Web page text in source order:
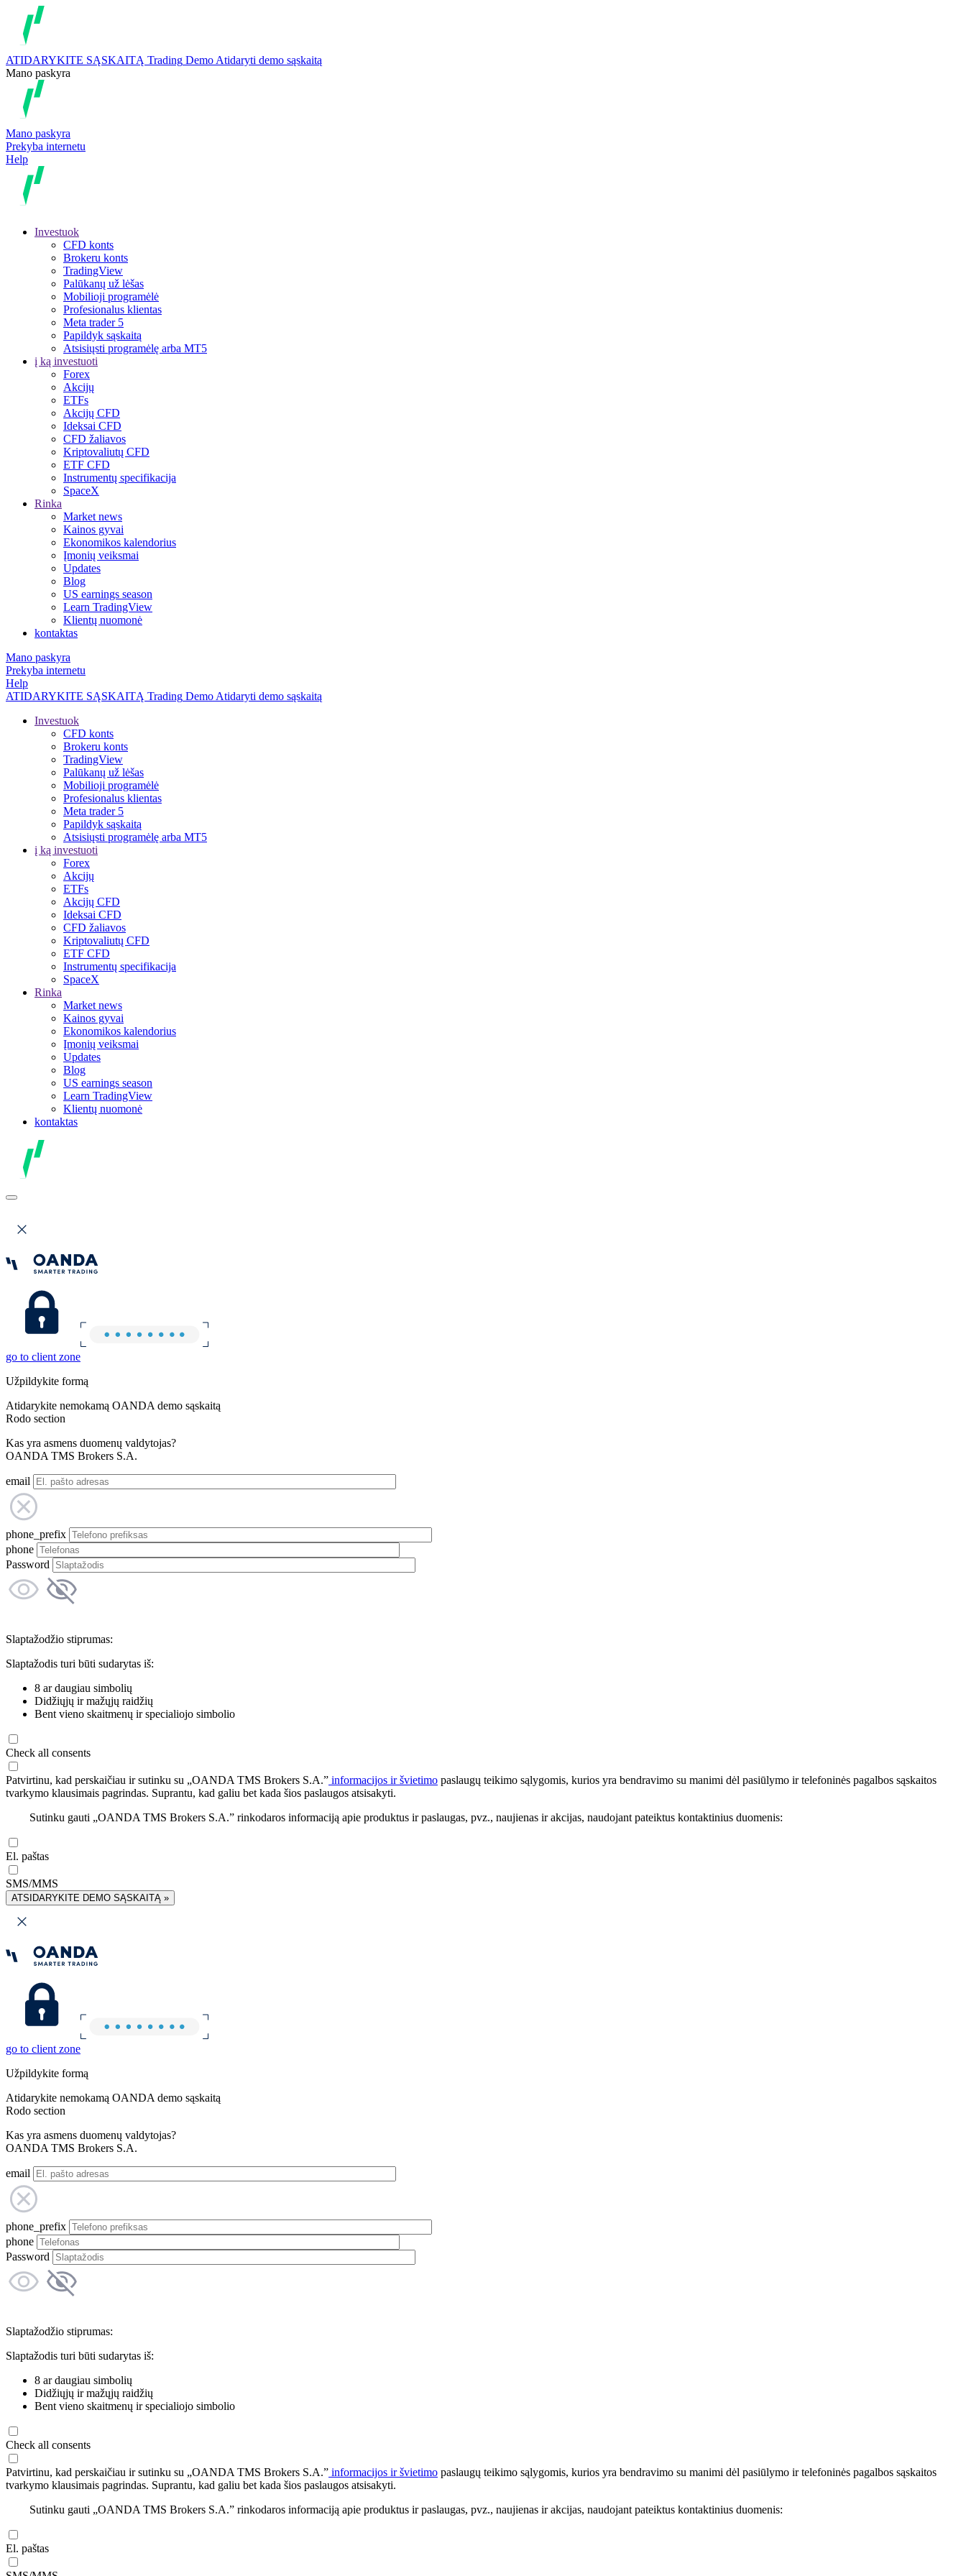
ATIDARYKITE SĄSKAITĄ Trading Demo Atidaryti demo sąskaitą
Mano paskyra
Mano paskyra
Prekyba internetu
Help
Investuok
CFD konts
Brokeru konts
TradingView
Palūkanų už lėšas
Mobilioji programėlė
Profesionalus klientas
Meta trader 5
Papildyk sąskaitą
Atsisiųsti programėlę arba MT5
į ką investuoti
Forex
Akcijų
ETFs
Akcijų CFD
Ideksai CFD
CFD žaliavos
Kriptovaliutų CFD
ETF CFD
Instrumentų specifikacija
SpaceX
Rinka
Market news
Kainos gyvai
Ekonomikos kalendorius
Įmonių veiksmai
Updates
Blog
US earnings season
Learn TradingView
Klientų nuomonė
kontaktas
Mano paskyra
Prekyba internetu
Help
ATIDARYKITE SĄSKAITĄ Trading Demo Atidaryti demo sąskaitą
Investuok
CFD konts
Brokeru konts
TradingView
Palūkanų už lėšas
Mobilioji programėlė
Profesionalus klientas
Meta trader 5
Papildyk sąskaitą
Atsisiųsti programėlę arba MT5
į ką investuoti
Forex
Akcijų
ETFs
Akcijų CFD
Ideksai CFD
CFD žaliavos
Kriptovaliutų CFD
ETF CFD
Instrumentų specifikacija
SpaceX
Rinka
Market news
Kainos gyvai
Ekonomikos kalendorius
Įmonių veiksmai
Updates
Blog
US earnings season
Learn TradingView
Klientų nuomonė
kontaktas
go to client zone
Užpildykite formą
Atidarykite nemokamą OANDA demo sąskaitą
Rodo section
Kas yra asmens duomenų valdytojas?
OANDA TMS Brokers S.A.
email
phone_prefix
phone
Password
Slaptažodžio stiprumas:
Slaptažodis turi būti sudarytas iš:
8 ar daugiau simbolių
Didžiųjų ir mažųjų raidžių
Bent vieno skaitmenų ir specialiojo simbolio
Check all consents
Patvirtinu, kad perskaičiau ir sutinku su „OANDA TMS Brokers S.A.” informacijos ir švietimo paslaugų teikimo sąlygomis, kurios yra bendravimo su manimi dėl pasiūlymo ir telefoninės pagalbos sąskaitos
tvarkymo klausimais pagrindas. Suprantu, kad galiu bet kada šios paslaugos atsisakyti.
Sutinku gauti „OANDA TMS Brokers S.A.” rinkodaros informaciją apie produktus ir paslaugas, pvz., naujienas ir akcijas, naudojant pateiktus kontaktinius duomenis:
El. paštas
SMS/MMS
ATSIDARYKITE DEMO SĄSKAITĄ »
go to client zone
Užpildykite formą
Atidarykite nemokamą OANDA demo sąskaitą
Rodo section
Kas yra asmens duomenų valdytojas?
OANDA TMS Brokers S.A.
email
phone_prefix
phone
Password
Slaptažodžio stiprumas:
Slaptažodis turi būti sudarytas iš:
8 ar daugiau simbolių
Didžiųjų ir mažųjų raidžių
Bent vieno skaitmenų ir specialiojo simbolio
Check all consents
Patvirtinu, kad perskaičiau ir sutinku su „OANDA TMS Brokers S.A.” informacijos ir švietimo paslaugų teikimo sąlygomis, kurios yra bendravimo su manimi dėl pasiūlymo ir telefoninės pagalbos sąskaitos
tvarkymo klausimais pagrindas. Suprantu, kad galiu bet kada šios paslaugos atsisakyti.
Sutinku gauti „OANDA TMS Brokers S.A.” rinkodaros informaciją apie produktus ir paslaugas, pvz., naujienas ir akcijas, naudojant pateiktus kontaktinius duomenis:
El. paštas